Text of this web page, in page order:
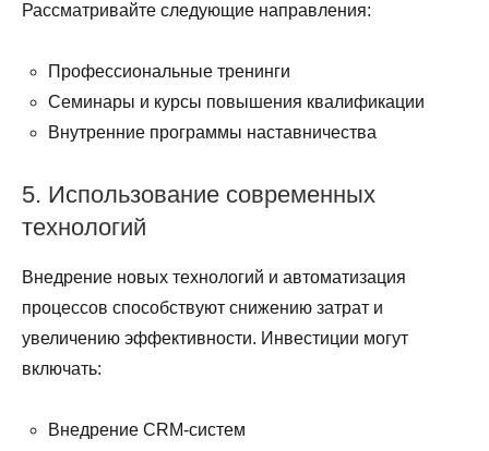
Рассматривайте следующие направления:
Профессиональные тренинги
Семинары и курсы повышения квалификации
Внутренние программы наставничества
5. Использование современных
технологий
Внедрение новых технологий и автоматизация
процессов способствуют снижению затрат и
увеличению эффективности. Инвестиции могут
включать:
Внедрение CRM-систем